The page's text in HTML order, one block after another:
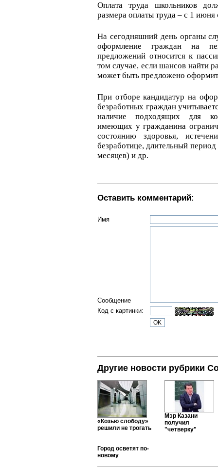
Оплата труда школьников
размера оплаты труда – с 1 июня
На сегодняшний день органы
оформление граждан на
предложений относится к
том случае, если шансов найти
может быть предложено
При отборе кандидатур на
безработных граждан
наличие подходящих для
имеющих у гражданина
состоянию здоровья,
безработице, длительный
месяцев) и др.
Оставить комментарий:
Имя
Сообщение
Код с картинки:
Другие новости рубрики
«Козью слободу»
решили не трогать
Мэр Казани
получил
"четверку"
Город осветят по-
новому